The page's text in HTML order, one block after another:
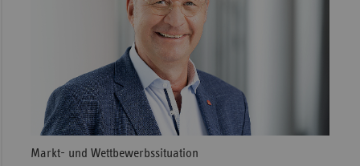
Markt- und Wettbewerbssituation